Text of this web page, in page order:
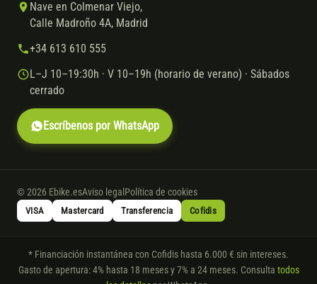
Nave en Colmenar Viejo,
Calle Madroño 4A, Madrid
+34 613 610 555
L–J 10–19:30h · V 10–19h (horario de verano) · Sábados
cerrado
Escríbenos por WhatsApp
© 2026 Ebike.esAviso legal Política de cookies
VISA Mastercard Transferencia Cofidis
* Financiación instantánea con Cofidis hasta 6.000 € sin intereses.
Gasto de apertura: 4% hasta 18 meses y 7% a 24 meses. Consulta todos